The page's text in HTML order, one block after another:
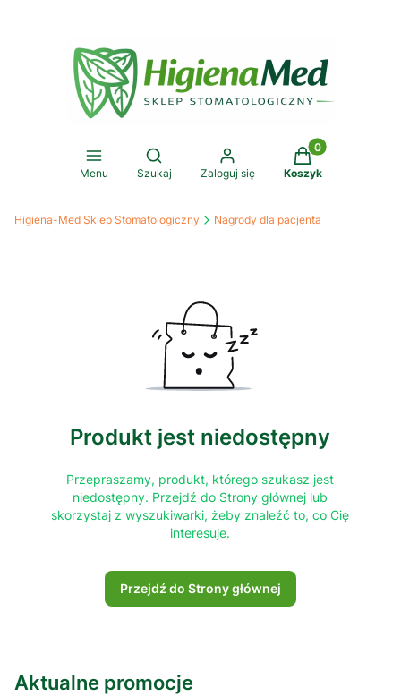
Menu
Otwórz wyszukiwarkę
Szukaj Zaloguj się
Produkty w
Koszyk
Higiena-Med Sklep Stomatologiczny Nagrody dla pacjenta
Produkt jest niedostępny
Przepraszamy, produkt, którego szukasz jest
niedostępny. Przejdź do Strony głównej lub
skorzystaj z wyszukiwarki, żeby znaleźć to, co Cię
interesuje.
Przejdź do Strony głównej
Aktualne promocje